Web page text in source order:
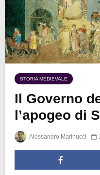
STORIA MEDIEVALE
Il Governo
l’apogeo di
Alessandro Marinucci